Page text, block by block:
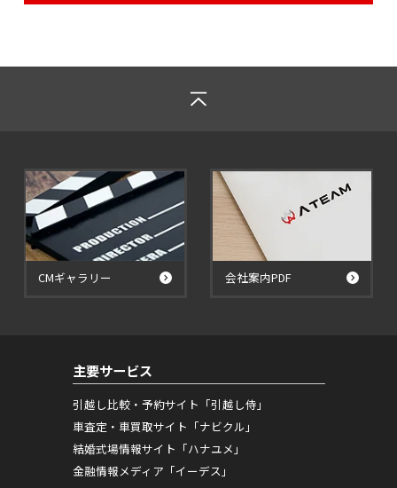
CMギャラリー 会社案内PDF
主要サービス
引越し比較・予約サイト「引越し侍」
車査定・車買取サイト「ナビクル」
結婚式場情報サイト「ハナユメ」
金融情報メディア「イーデス」